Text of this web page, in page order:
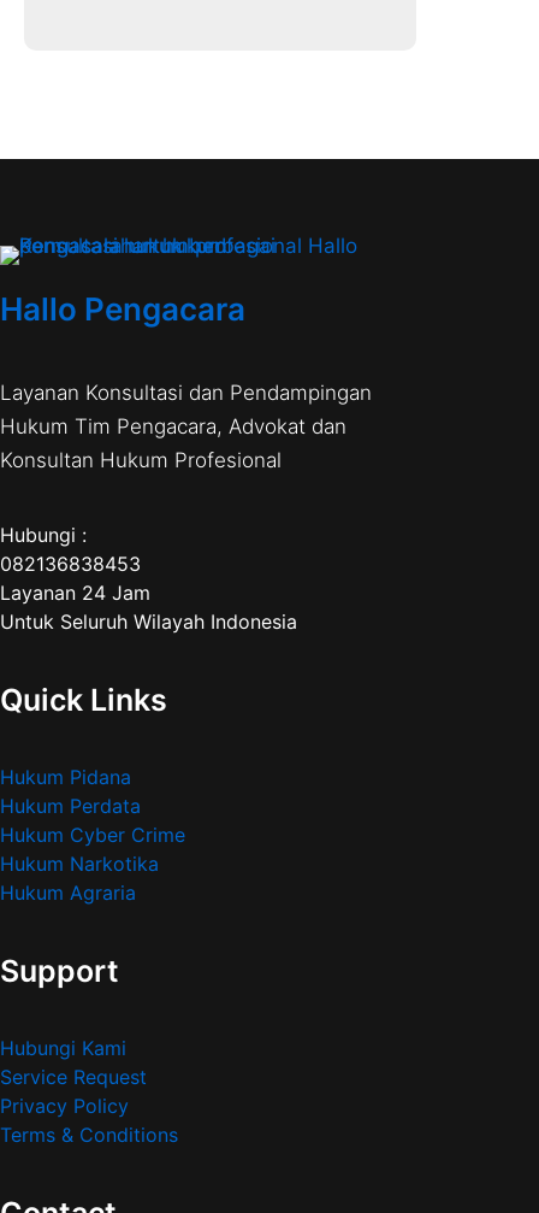
Hallo Pengacara
Layanan Konsultasi dan Pendampingan
Hukum Tim Pengacara, Advokat dan
Konsultan Hukum Profesional
Hubungi :
082136838453
Layanan 24 Jam
Untuk Seluruh Wilayah Indonesia
Quick Links
Hukum Pidana
Hukum Perdata
Hukum Cyber Crime
Hukum Narkotika
Hukum Agraria
Support
Hubungi Kami
Service Request
Privacy Policy
Terms & Conditions